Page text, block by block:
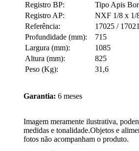
Registro BP:
Tipo Apis
Registro AP:
NXF 1/8 x 1/
Referência:
17025 /
Profundidade (mm):
715
Largura (mm):
1085
Altura (mm):
825
Peso (Kg):
31,6
Garantia: 6 meses
Imagem meramente ilustrativa,
medidas e tonalidade.Objetos e
fotos não acompanham o produto.